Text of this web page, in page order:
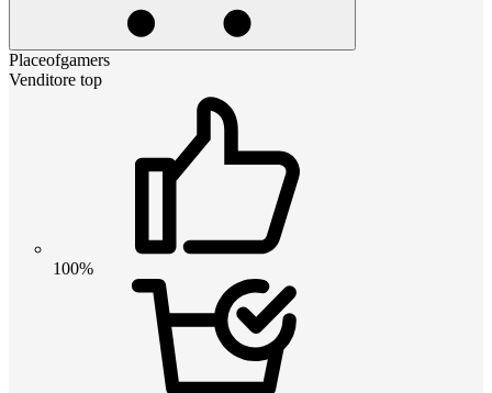
Placeofgamers
Venditore top
100%